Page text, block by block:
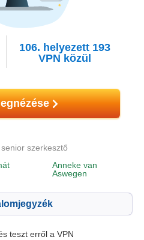
106. helyezett 193
VPN közül
Anneke van
Aswegen
szerkesztő
teszt erről a VPN